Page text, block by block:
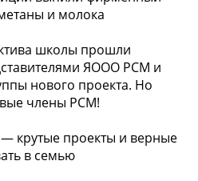
и молока
школы прошли
ЯООО РСМ и
нового проекта. Но
члены РСМ!
крутые проекты и верные
в семью